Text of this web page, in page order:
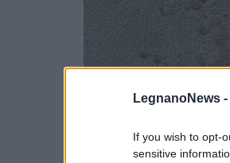
LegnanoNews -
If you wish to opt-
sensitive